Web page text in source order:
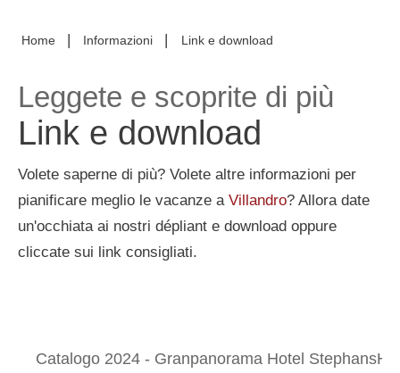
Home | Informazioni | Link e download
Leggete e scoprite di più
Link e download
Volete saperne di più? Volete altre informazioni per
pianificare meglio le vacanze a Villandro? Allora date
un'occhiata ai nostri dépliant e download oppure
cliccate sui link consigliati.
Catalogo 2024 - Granpanorama Hotel